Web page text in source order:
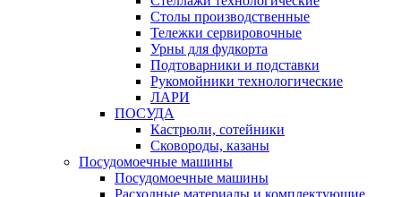
Столы производственные
Тележки сервировочные
Урны для фудкорта
Подтоварники и подставки
Рукомойники технологические
ЛАРИ
ПОСУДА
Кастрюли, сотейники
Сковороды, казаны
Посудомоечные машины
Посудомоечные машины
Расходные материалы и комплектующие